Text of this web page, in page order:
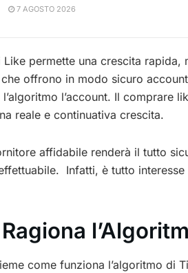
7 AGOSTO 2026
Like permette una crescita
offrono in modo sicuro
l’account. Il comprare
reale e continuativa crescita.
affidabile renderà il tutto
Infatti, è tutto
come funziona l’algoritmo di